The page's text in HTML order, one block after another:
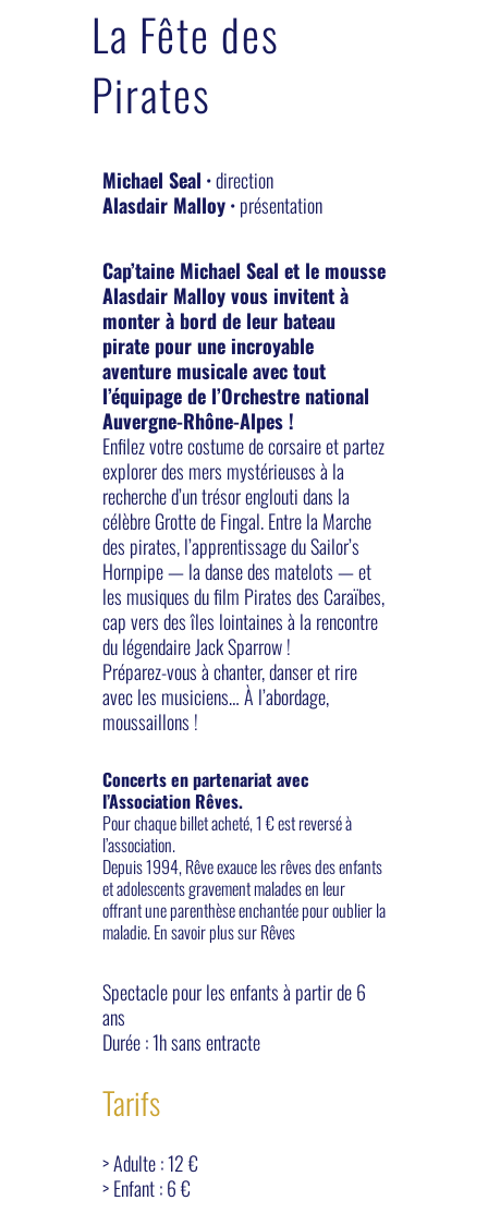
La Fête des
Pirates
Michael Seal • direction
Alasdair Malloy• présentation
Cap’taine Michael Seal et le mousse
Alasdair Malloy vous invitent à
monter à bord de leur bateau
pirate pour une incroyable
aventure musicale avec tout
l’équipage de l’Orchestre national
Auvergne-Rhône-Alpes !
Enfilez votre costume de corsaire et partez
explorer des mers mystérieuses à la
recherche d’un trésor englouti dans la
célèbre Grotte de Fingal. Entre la Marche
des pirates, l’apprentissage du Sailor’s
Hornpipe — la danse des matelots — et
les musiques du film Pirates des Caraïbes,
cap vers des îles lointaines à la rencontre
du légendaire Jack Sparrow !
Préparez-vous à chanter, danser et rire
avec les musiciens… À l’abordage,
moussaillons !
Concerts en partenariat avec
l’Association Rêves.
Pour chaque billet acheté, 1 € est reversé à
l’association.
Depuis 1994, Rêve exauce les rêves des enfants
et adolescents gravement malades en leur
offrant une parenthèse enchantée pour oublier la
maladie. En savoir plus surRêves
Spectacle pour les enfants à partir de 6
ans
Durée : 1h sans entracte
Tarifs
> Adulte : 12 €
> Enfant : 6 €